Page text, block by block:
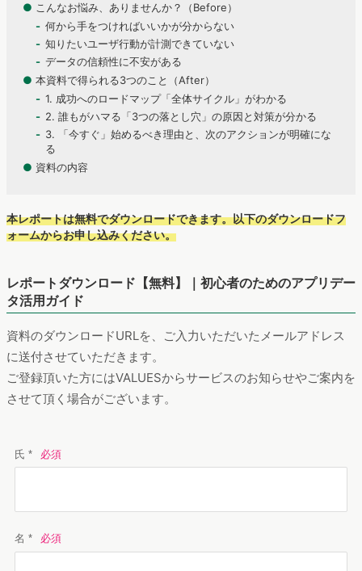
● こんなお悩み、ありませんか？（Before）
何から手をつければいいかが分からない
知りたいユーザ行動が計測できていない
データの信頼性に不安がある
● 本資料で得られる3つのこと（After）
1. 成功へのロードマップ「全体サイクル」がわかる
2. 誰もがハマる「3つの落とし穴」の原因と対策が分かる
3. 「今すぐ」始めるべき理由と、次のアクションが明確にな
る
● 資料の内容
本レポートは無料でダウンロードできます。以下のダウンロードフ
ォームからお申し込みください。
レポートダウンロード【無料】｜初心者のためのアプリデー
タ活用ガイド
資料のダウンロードURLを、ご入力いただいたメールアドレス
に送付させていただきます。
ご登録頂いた方にはVALUESからサービスのお知らせやご案内を
させて頂く場合がございます。